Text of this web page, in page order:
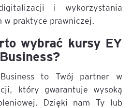
i wykorzystania
w praktyce prawniczej.
wybrać kursy EY
to Twój partner w
który gwarantuje wysoką
Dzięki nam Ty lub